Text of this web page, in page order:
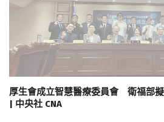
厚生會成立智慧醫療委員會 衛福部
| 中央社 CNA